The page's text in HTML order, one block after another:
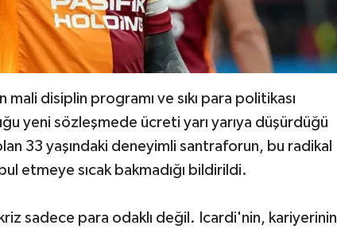
mali disiplin programı ve sıkı para politikası
yeni sözleşmede ücreti yarı yarıya düşürdüğü
33 yaşındaki deneyimli santraforun, bu radikal
etmeye sıcak bakmadığı bildirildi.
sadece para odaklı değil. Icardi'nin, kariyerinin